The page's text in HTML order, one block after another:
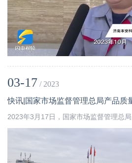
03-17 / 2023